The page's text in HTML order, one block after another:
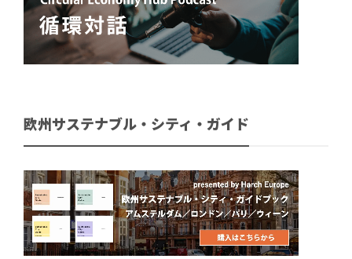
欧州サステナブル・シティ・ガイド